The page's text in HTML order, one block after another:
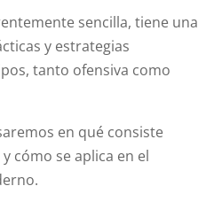
sencilla, tiene una
y estrategias
tanto ofensiva como
en qué consiste
cómo se aplica en el